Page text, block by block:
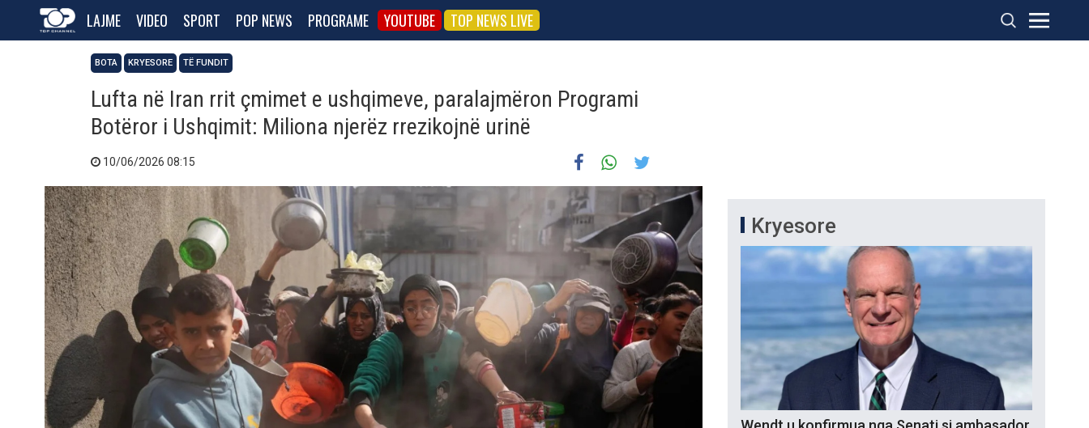
LAJME VIDEO SPORT POP NEWS PROGRAME YOUTUBE TOP NEWS LIVE
BOTA KRYESORE TË FUNDIT
Lufta në Iran rrit çmimet e ushqimeve, paralajmëron Programi
Botëror i Ushqimit: Miliona njerëz rrezikojnë urinë
10/06/2026 08:15
Kryesore